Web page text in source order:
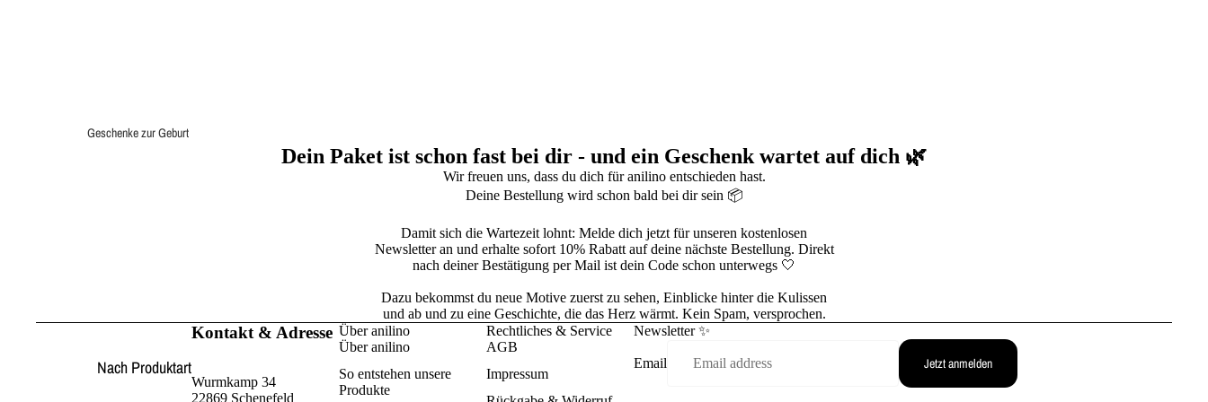
Geschenke zur Geburt
Nach Produktart
Dein Paket ist schon fast bei dir - und ein Geschenk wartet auf dich 🌿
Wir freuen uns, dass du dich für anilino entschieden hast.
Deine Bestellung wird schon bald bei dir sein 📦
Damit sich die Wartezeit lohnt: Melde dich jetzt für unseren kostenlosen
Newsletter an und erhalte sofort 10% Rabatt auf deine nächste Bestellung. Direkt
nach deiner Bestätigung per Mail ist dein Code schon unterwegs 🤍
Dazu bekommst du neue Motive zuerst zu sehen, Einblicke hinter die Kulissen
und ab und zu eine Geschichte, die das Herz wärmt. Kein Spam, versprochen.
Kontakt & Adresse
Wurmkamp 34
22869 Schenefeld
Über anilino
Über anilino
So entstehen unsere
Produkte
Rechtliches & Service
AGB
Impressum
Newsletter ✨
Email Jetzt anmelden
Refund policy